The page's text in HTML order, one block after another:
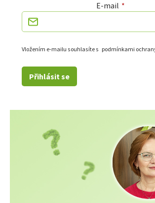
E-mail
Vložením e-mailu souhlasíte s podmínkami
Přihlásit se